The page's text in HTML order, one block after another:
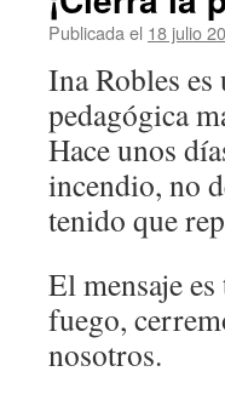
Publicada el 18 julio
Ina Robles
pedagógica
Hace unos
incendio, no
tenido que
El mensaje
fuego,
nosotros.